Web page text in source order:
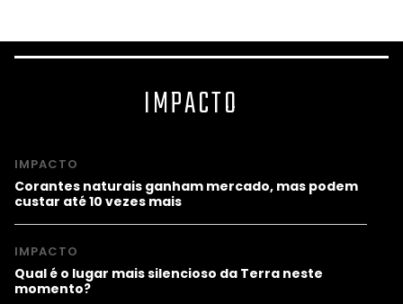
IMPACTO
IMPACTO
Corantes naturais ganham mercado, mas podem
custar até 10 vezes mais
IMPACTO
Qual é o lugar mais silencioso da Terra neste
momento?